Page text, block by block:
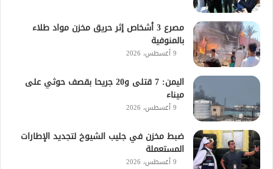
مصرع 3 أشخاص إثر حريق مخزن مواد طلاء
بالمنوفية
9 أغسطس، 2026
اليمن: 7 قتلى و20 جريحا بقصف حوثي على
ميناء
9 أغسطس، 2026
ضبط مخزن في جليب الشيوخ لتجديد الإطارات
المستعملة
9 أغسطس، 2026